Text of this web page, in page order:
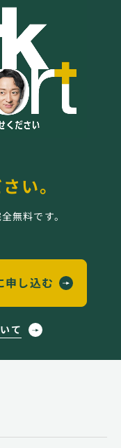
い。
無料です。
申し込む
て